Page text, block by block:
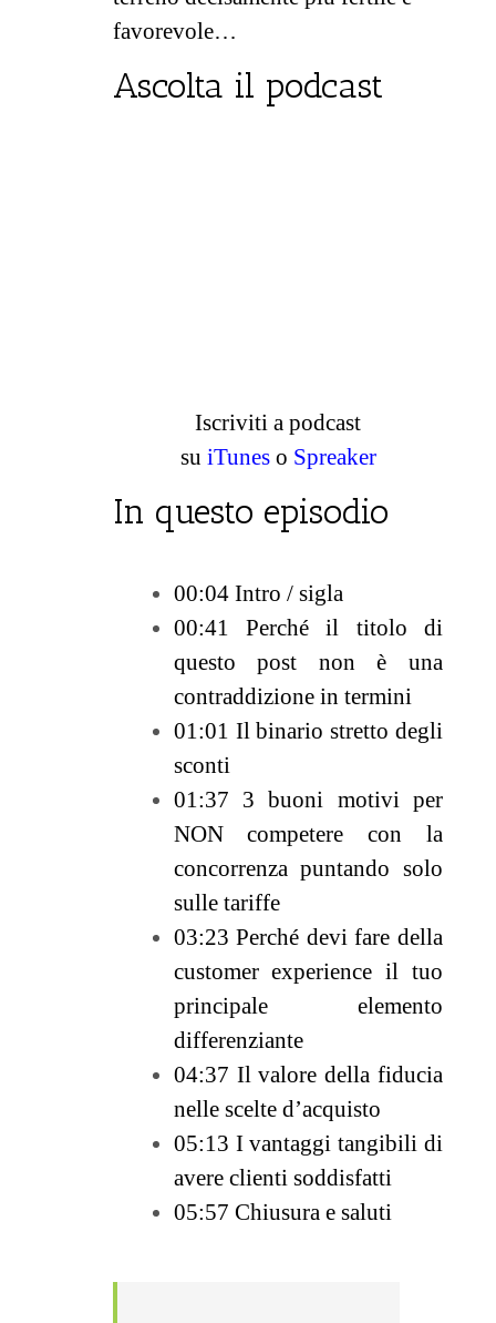
favorevole…
Ascolta il podcast
Iscriviti a podcast
su iTunes o Spreaker
In questo episodio
00:04 Intro / sigla
00:41 Perché il titolo di
questo post non è una
contraddizione in termini
01:01 Il binario stretto degli
sconti
01:37 3 buoni motivi per
NON competere con la
concorrenza puntando solo
sulle tariffe
03:23 Perché devi fare della
customer experience il tuo
principale elemento
differenziante
04:37 Il valore della fiducia
nelle scelte d’acquisto
05:13 I vantaggi tangibili di
avere clienti soddisfatti
05:57 Chiusura e saluti